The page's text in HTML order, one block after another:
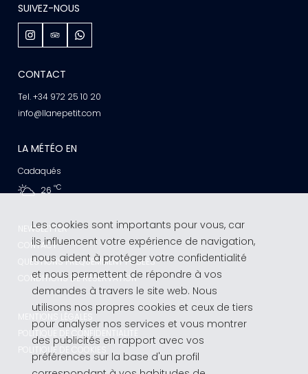
SUIVEZ-NOUS
CONTACT
Tel. +34 972 25 10 20
info@llanepetit.com
LA MÉTÉO EN
Cadaqués
26 ºC
NEWSLETTER
CONTACT
QUESTIONS FRÉQUEMMENT POSÉES
CONDITIONS DE RÉSERVATION
MENTIONS LÉGALES
POLITIQUE DE CONFIDENTIALITÉ
POLITIQUE DE COOKIES
Les cookies sont importants pour vous, car
ils influencent votre expérience de navigation,
nous aident à protéger votre confidentialité
et nous permettent de répondre à vos
demandes à travers le site web. Nous
utilisons nos propres cookies et ceux de tiers
pour analyser nos services et vous montrer
des publicités en rapport avec vos
préférences sur la base d'un profil